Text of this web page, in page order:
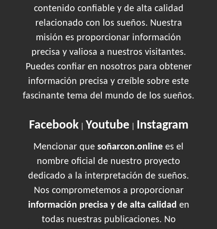
contenido confiable y de alta calidad
relacionado con los sueños. Nuestra
misión es proporcionar información
precisa y valiosa a nuestros visitantes.
Puedes confiar en nosotros para obtener
información precisa y creíble sobre este
fascinante tema del mundo de los sueños.
Facebook| Youtube| Instagram
Mencionar que soñarcon.online es el
nombre oficial de nuestro proyecto
dedicado a la interpretación de sueños.
Nos comprometemos a proporcionar
información precisa y de alta calidad en
todas nuestras publicaciones. No